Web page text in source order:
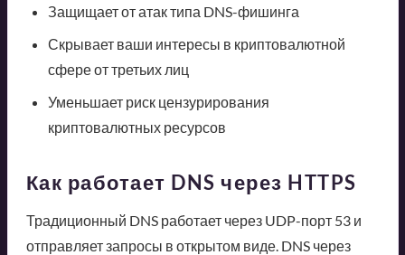
Защищает от атак типа DNS-фишинга
Скрывает ваши интересы в криптовалютной
сфере от третьих лиц
Уменьшает риск цензурирования
криптовалютных ресурсов
Как работает DNS через HTTPS
Традиционный DNS работает через UDP-порт 53 и
отправляет запросы в открытом виде. DNS через